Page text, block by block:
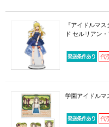
『アイドルマ
ド セルリアン
学園アイドルマ